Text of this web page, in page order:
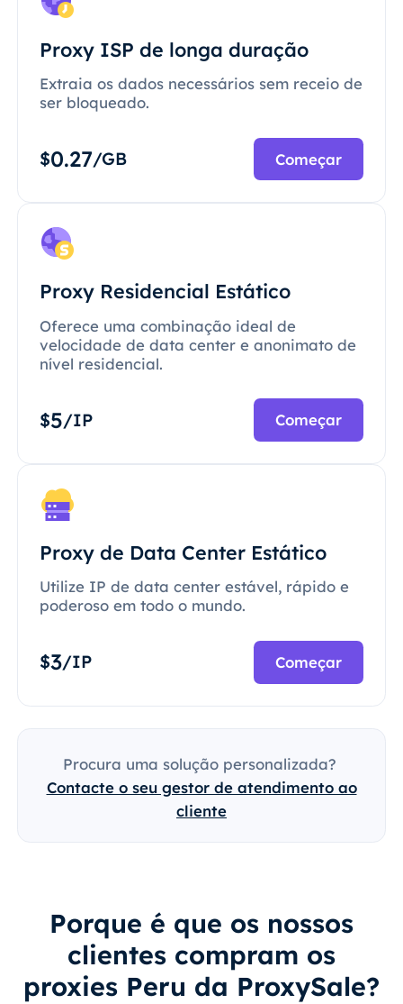
Proxy ISP de longa duração
Extraia os dados necessários sem receio de
ser bloqueado.
$0.27/GB Começar
Proxy Residencial Estático
Oferece uma combinação ideal de
velocidade de data center e anonimato de
nível residencial.
$5/IP Começar
Proxy de Data Center Estático
Utilize IP de data center estável, rápido e
poderoso em todo o mundo.
$3/IP Começar
Procura uma solução personalizada?
Contacte o seu gestor de atendimento ao
cliente
Porque é que os nossos
clientes compram os
proxies Peru da ProxySale?